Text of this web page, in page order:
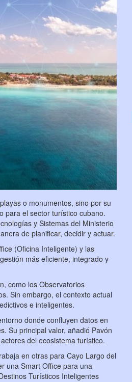
o monumentos, sino por su
para el sector turístico cubano.
y Sistemas del Ministerio
de planificar, decidir y actuar.
(Oficina Inteligente) y las
más eficiente, integrado y
como los Observatorios
Sin embargo, el contexto actual
e inteligentes.
donde confluyen datos en
Su principal valor, añadió Pavón
del ecosistema turístico.
en otras para Cayo Largo del
una Smart Office para una
Turísticos Inteligentes